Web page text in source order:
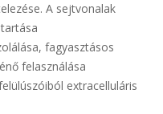
A sejtvonalak
fagyasztásos
felasználása
extracelluláris